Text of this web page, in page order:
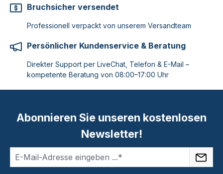
Bruchsicher versendet
Professionell verpackt von unserem Versandteam
Persönlicher Kundenservice & Beratung
Direkter Support per LiveChat, Telefon & E-Mail –
kompetente Beratung von 08:00–17:00 Uhr
Abonnieren Sie unseren kostenlosen
Newsletter!